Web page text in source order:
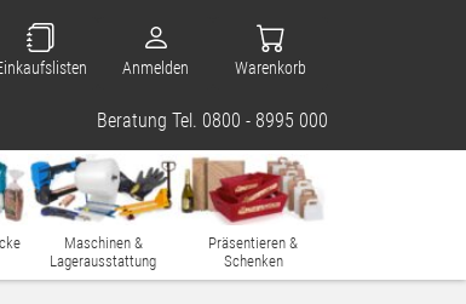
Anmelden Warenkorb
Beratung Tel. 0800 - 8995 000
Maschinen &
Lagerausstattung
Präsentieren &
Schenken